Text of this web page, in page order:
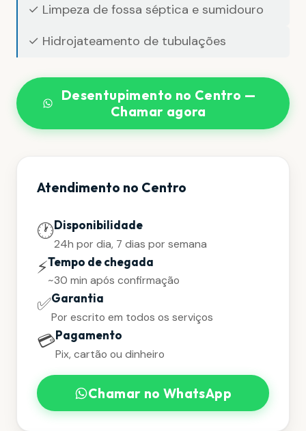
✓ Limpeza de fossa séptica e sumidouro
✓ Hidrojateamento de tubulações
Desentupimento no Centro —
Chamar agora
Atendimento no Centro
🕐Disponibilidade
24h por dia, 7 dias por semana
⚡Tempo de chegada
~30 min após confirmação
✅Garantia
Por escrito em todos os serviços
💳Pagamento
Pix, cartão ou dinheiro
Chamar no WhatsApp